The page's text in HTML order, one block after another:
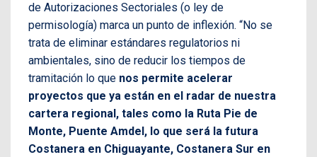
de Autorizaciones Sectoriales (o ley de
permisología) marca un punto de inflexión. “No se
trata de eliminar estándares regulatorios ni
ambientales, sino de reducir los tiempos de
tramitación lo que nos permite acelerar
proyectos que ya están en el radar de nuestra
cartera regional, tales como la Ruta Pie de
Monte, Puente Amdel, lo que será la futura
Costanera en Chiguayante, Costanera Sur en